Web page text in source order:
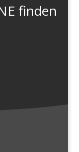
finden